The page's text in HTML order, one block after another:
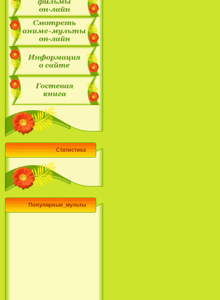
Статистика
Популярные_мульты